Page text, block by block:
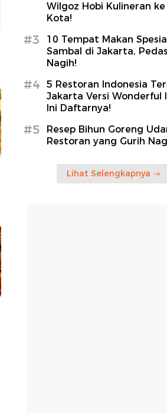
Wilgoz Hobi Kulineran
Kota!
#3
10 Tempat Makan
Sambal di Jakarta,
Nagih!
#4
5 Restoran Indonesia
Jakarta Versi Wonderful
Ini Daftarnya!
#5
Resep Bihun Goreng
Restoran yang Gurih
Lihat Selengkapnya